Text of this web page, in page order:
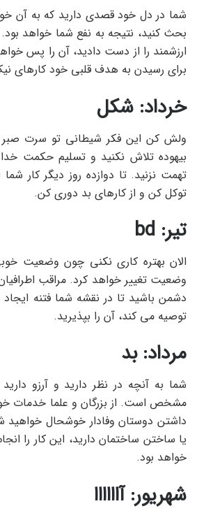
شما در دل خود قصدی دارید که به آن
بحث کنید، نتیجه به نفع شما خواهد
ارزشمند را از دست دادید، آن را پس
برای رسیدن به هدف قلبی خود کارهای
خرداد: شکل
ولش کن این فکر شیطانی تو سرت صبر
بیهوده تلاش نکنید و تسلیم حکمت
تهمت نزنید. تا دوازده روز دیگر کار
توکل کن و از کارهای بد دوری کن.
تیر: bd
الان بهتره کاری نکنی چون وضعیت
وضعیت تغییر خواهد کرد. مراقب
دشمن باشید تا در نقشه شما فتنه
توصیه می کند، آن را بپذیرید.
مرداد: بد
شما به آنچه در نظر دارید و آرزو
مشخص است. از بزرگان و علما خدمات
داشتن دوستان وفادار خوشحال خواهید
یا ساختن ساختمان دارید، این کار را
خواهد بود.
شهریور: آاااااا